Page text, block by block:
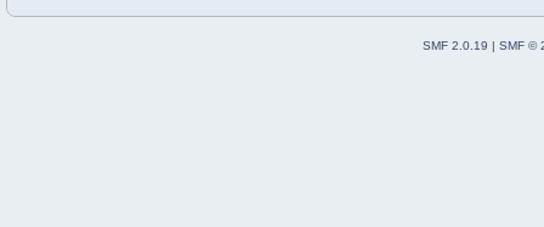
SMF 2.0.19
SMF ©